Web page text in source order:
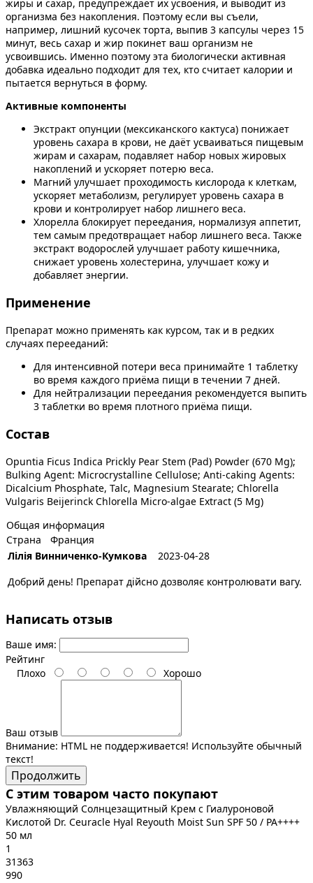
жиры и сахар, предупреждает их усвоения, и выводит из
организма без накопления. Поэтому если вы съели,
например, лишний кусочек торта, выпив 3 капсулы через 15
минут, весь сахар и жир покинет ваш организм не
усвоившись. Именно поэтому эта биологически активная
добавка идеально подходит для тех, кто считает калории и
пытается вернуться в форму.
Активные компоненты
Экстракт опунции (мексиканского кактуса) понижает
уровень сахара в крови, не даёт усваиваться пищевым
жирам и сахарам, подавляет набор новых жировых
накоплений и ускоряет потерю веса.
Магний улучшает проходимость кислорода к клеткам,
ускоряет метаболизм, регулирует уровень сахара в
крови и контролирует набор лишнего веса.
Хлорелла блокирует переедания, нормализуя аппетит,
тем самым предотвращает набор лишнего веса. Также
экстракт водорослей улучшает работу кишечника,
снижает уровень холестерина, улучшает кожу и
добавляет энергии.
Применение
Препарат можно применять как курсом, так и в редких
случаях перееданий:
Для интенсивной потери веса принимайте 1 таблетку
во время каждого приёма пищи в течении 7 дней.
Для нейтрализации переедания рекомендуется выпить
3 таблетки во время плотного приёма пищи.
Состав
Opuntia Ficus Indica Prickly Pear Stem (Pad) Powder (670 Mg);
Bulking Agent: Microcrystalline Cellulose; Anti-caking Agents:
Dicalcium Phosphate, Talc, Magnesium Stearate; Chlorella
Vulgaris Beijerinck Chlorella Micro-algae Extract (5 Mg)
Общая информация
Страна
Франция
Лілія Винниченко-Кумкова
2023-04-28
Добрий день! Препарат дійсно дозволяє контролювати вагу.
Написать отзыв
Ваше имя:
Рейтинг
Плохо
Хорошо
Ваш отзыв
Внимание: HTML не поддерживается! Используйте обычный
текст!
Продолжить
С этим товаром часто покупают
Увлажняющий Солнцезащитный Крем с Гиалуроновой
Кислотой Dr. Ceuracle Hyal Reyouth Moist Sun SPF 50 / PA++++
50 мл
1
31363
990